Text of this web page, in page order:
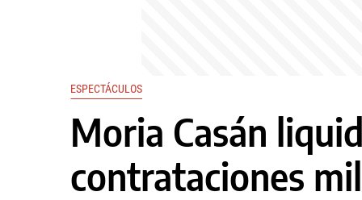
ESPECTÁCULOS
Moria Casán
contrataciones